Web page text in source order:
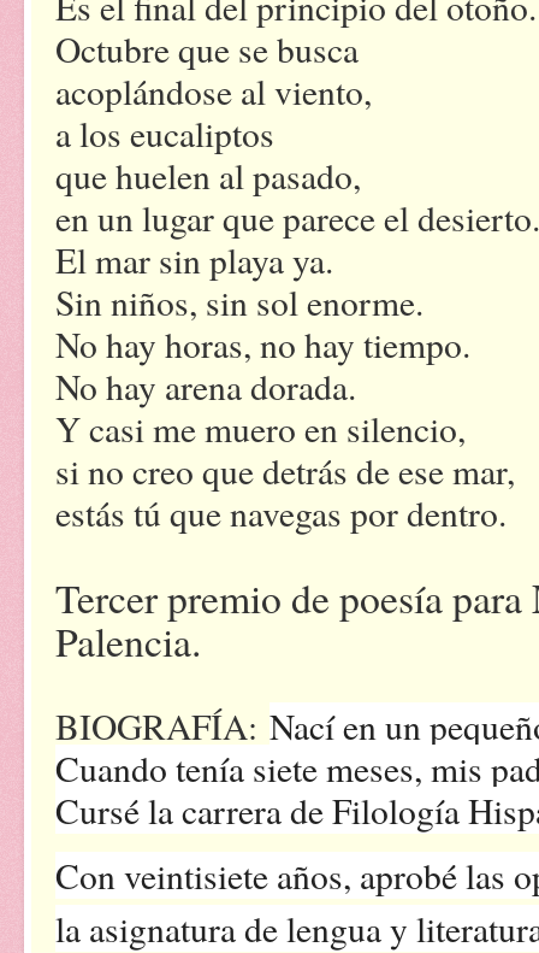
Octubre que se busca
acoplándose al viento,
a los eucaliptos
que huelen al pasado,
en un lugar que parece el desierto.
El mar sin playa ya.
Sin niños, sin sol enorme.
No hay horas, no hay tiempo.
No hay arena dorada.
Y casi me muero en silencio,
si no creo que detrás de ese mar,
estás tú que navegas por dentro.
Tercer premio de poesía para
Palencia.
BIOGRAFÍA: Nací en un
Cuando tenía siete meses, mis
Cursé la carrera de Filología
Con veintisiete años, aprobé las
la asignatura de lengua y